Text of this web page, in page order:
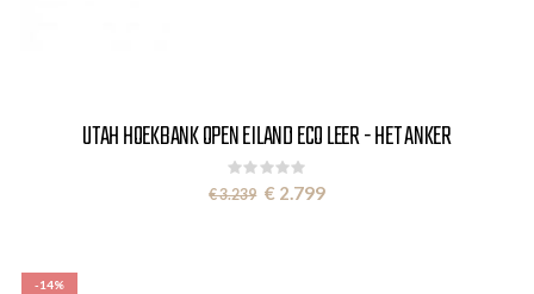
UTAH HOEKBANK OPEN EILAND ECO LEER - HET ANKER
Rating:
0%
€ 3.239 Special
Price
€ 2.799
-14%